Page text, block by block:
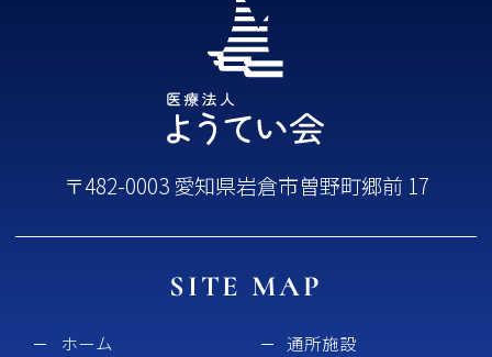
〒482-0003 愛知県岩倉市曽野町郷前 17
SITE MAP
ホーム 通所施設